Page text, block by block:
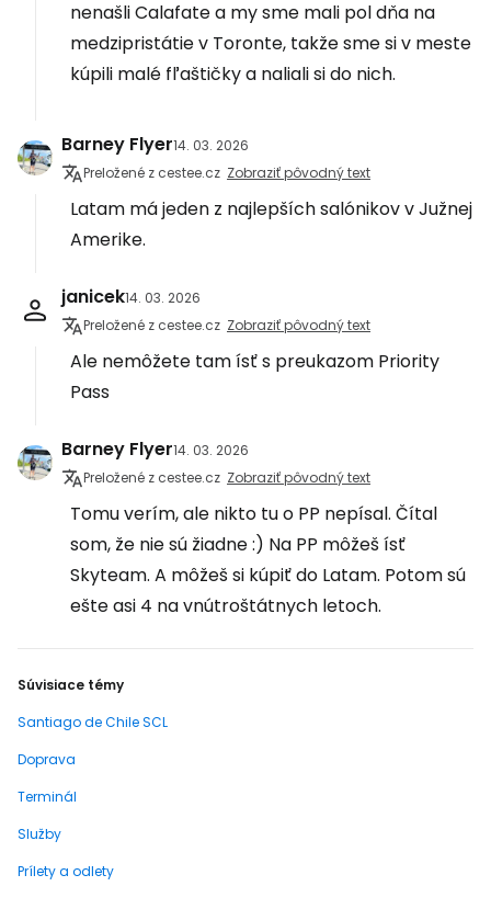
nenašli Calafate a my sme mali pol dňa na
medzipristátie v Toronte, takže sme si v meste
kúpili malé fľaštičky a naliali si do nich.
Barney Flyer14. 03. 2026
Preložené z cestee.cz Zobraziť pôvodný text
Latam má jeden z najlepších salónikov v Južnej
Amerike.
janicek14. 03. 2026
Preložené z cestee.cz Zobraziť pôvodný text
Ale nemôžete tam ísť s preukazom Priority
Pass
Barney Flyer14. 03. 2026
Preložené z cestee.cz Zobraziť pôvodný text
Tomu verím, ale nikto tu o PP nepísal. Čítal
som, že nie sú žiadne :) Na PP môžeš ísť
Skyteam. A môžeš si kúpiť do Latam. Potom sú
ešte asi 4 na vnútroštátnych letoch.
Súvisiace témy
Santiago de Chile SCL
Doprava
Terminál
Služby
Prílety a odlety